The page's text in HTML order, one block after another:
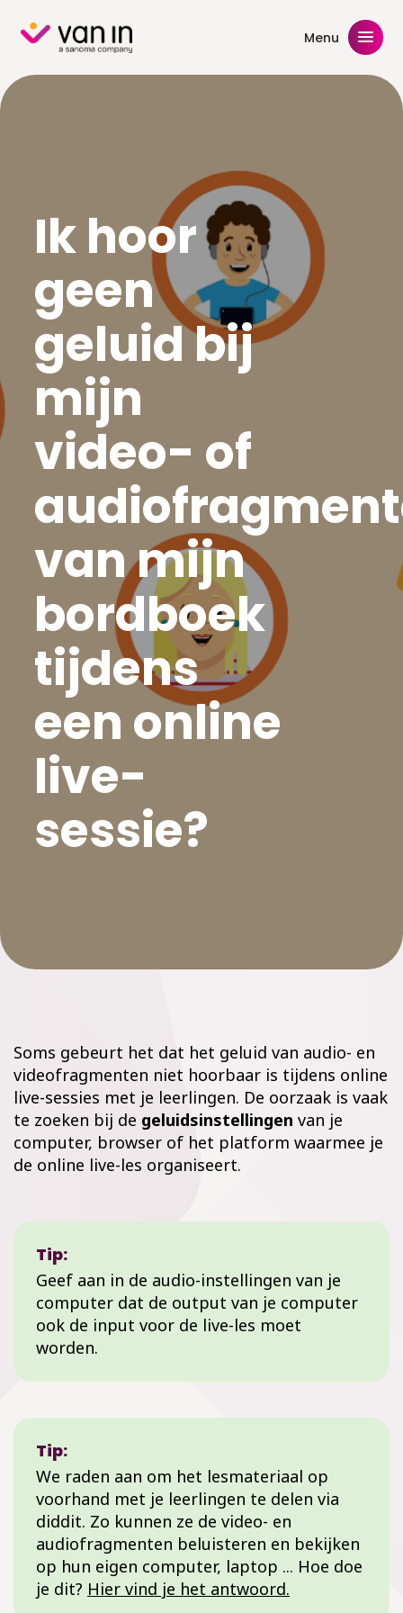
content Menu
Ik hoor
geen
geluid bij
mijn
video- of
van mijn
bordboek
tijdens
een online
live-
sessie?
Soms gebeurt het dat het geluid van audio- en
videofragmenten niet hoorbaar is tijdens online
live-sessies met je leerlingen. De oorzaak is vaak
te zoeken bij de geluidsinstellingen van je
computer, browser of het platform waarmee je
de online live-les organiseert.
Tip:
Geef aan in de audio-instellingen van je
computer dat de output van je computer
ook de input voor de live-les moet
worden.
Tip:
We raden aan om het lesmateriaal op
voorhand met je leerlingen te delen via
diddit. Zo kunnen ze de video- en
audiofragmenten beluisteren en bekijken
op hun eigen computer, laptop ... Hoe doe
je dit? Hier vind je het antwoord.